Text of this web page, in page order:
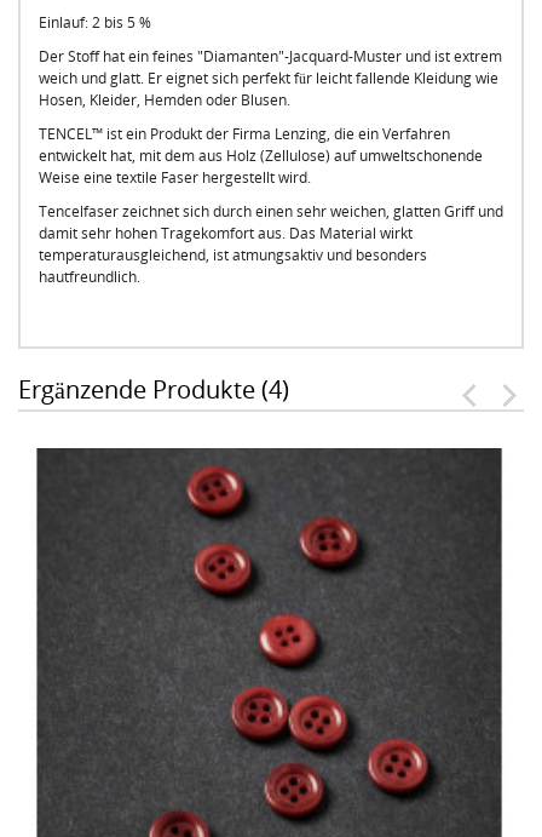
Einlauf: 2 bis 5 %
Der Stoff hat ein feines "Diamanten"-Jacquard-Muster und ist extrem
weich und glatt. Er eignet sich perfekt für leicht fallende Kleidung wie
Hosen, Kleider, Hemden oder Blusen.
TENCEL™ ist ein Produkt der Firma Lenzing, die ein Verfahren
entwickelt hat, mit dem aus Holz (Zellulose) auf umweltschonende
Weise eine textile Faser hergestellt wird.
Tencelfaser zeichnet sich durch einen sehr weichen, glatten Griff und
damit sehr hohen Tragekomfort aus. Das Material wirkt
temperaturausgleichend, ist atmungsaktiv und besonders
hautfreundlich.
Ergänzende Produkte (4)